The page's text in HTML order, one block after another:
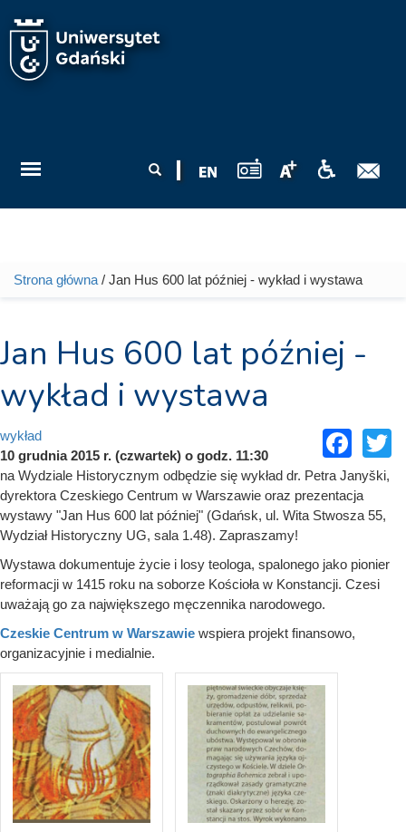
wyszukiwania
Jesteś tutaj
Strona główna / Jan Hus 600 lat później - wykład i wystawa
Jan Hus 600 lat później -
wykład i wystawa
wykład
10 grudnia 2015 r. (czwartek) o godz. 11:30
na Wydziale Historycznym odbędzie się wykład dr. Petra Janyški,
dyrektora Czeskiego Centrum w Warszawie oraz prezentacja
wystawy "Jan Hus 600 lat później" (Gdańsk, ul. Wita Stwosza 55,
Wydział Historyczny UG, sala 1.48). Zapraszamy!
Wystawa dokumentuje życie i losy teologa, spalonego jako pionier
reformacji w 1415 roku na soborze Kościoła w Konstancji. Czesi
uważają go za największego męczennika narodowego.
Czeskie Centrum w Warszawie wspiera projekt finansowo,
organizacyjnie i medialnie.